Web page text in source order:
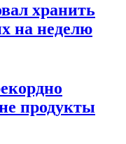
хранить
на неделю
продукты